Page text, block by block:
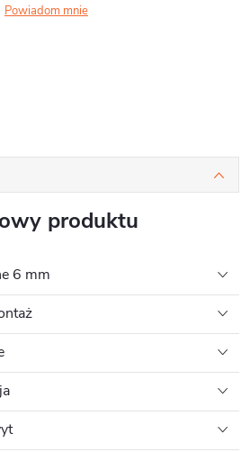
Powiadom mnie
produktu
6 mm